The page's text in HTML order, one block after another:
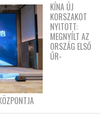
KÍNA ÚJ
KORSZAKOT
NYITOTT:
MEGNYÍLT AZ
ORSZÁG ELSŐ
ŰR-